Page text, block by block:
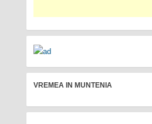
VREMEA IN MUNTENIA